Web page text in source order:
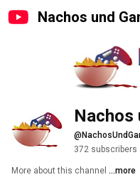
Nachos und
Nachos
372 subscribers
More about this channel ...more